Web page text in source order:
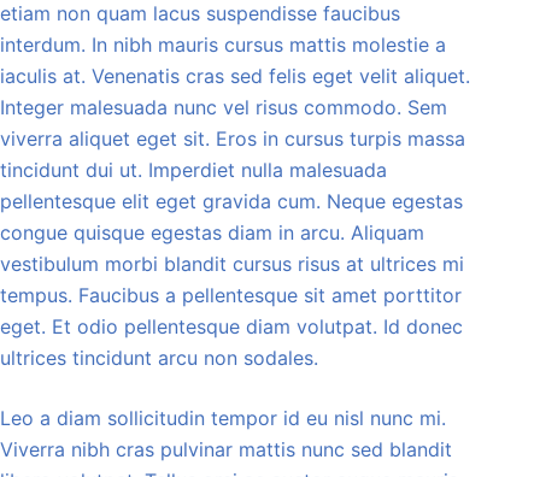
etiam non quam lacus suspendisse faucibus
interdum. In nibh mauris cursus mattis molestie a
iaculis at. Venenatis cras sed felis eget velit aliquet.
Integer malesuada nunc vel risus commodo. Sem
viverra aliquet eget sit. Eros in cursus turpis massa
tincidunt dui ut. Imperdiet nulla malesuada
pellentesque elit eget gravida cum. Neque egestas
congue quisque egestas diam in arcu. Aliquam
vestibulum morbi blandit cursus risus at ultrices mi
tempus. Faucibus a pellentesque sit amet porttitor
eget. Et odio pellentesque diam volutpat. Id donec
ultrices tincidunt arcu non sodales.
Leo a diam sollicitudin tempor id eu nisl nunc mi.
Viverra nibh cras pulvinar mattis nunc sed blandit